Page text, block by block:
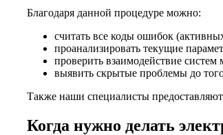
Благодаря данной процедуре можно:
считать все коды ошибок
проанализировать текущие
проверить взаимодействие систем
выявить скрытые проблемы до
Также наши специалисты
Когда нужно делать